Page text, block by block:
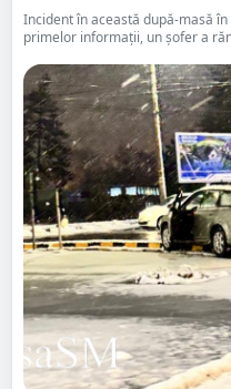
Incident în această după-masă
primelor informații, un șofer a